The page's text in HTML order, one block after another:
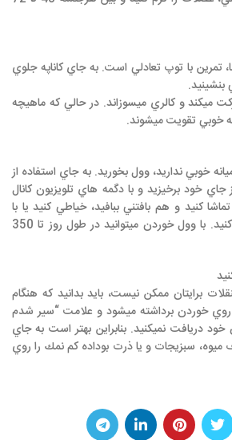
تمرين با توپ تعادلي است. به جاي كاناپه جلوي
بنشينيد.
میکند و كالري ميسوزاند. در حالي که ماهیچه
تقويت ميشوند.
خوبي نداريد، وول بخوريد. به جاي استفاده از
جاي خود برخيزيد و با دگمه هاي تلويزيون كانال
كنيد و هم بافتني ببافيد، خياطي كنيد يا با
لپتاپ ايميلها يتان را چك كنيد. با وول خوردن ميتوانيد در طول روز تا 350
برايتان ممكن نيست، بايد بدانيد كه هنگام
روي خوردن برداشته ميشود و علامت “سير شدم
دريافت نمیکنید. بنابراين بهتر است به جاي
ميوه، سبزيجات و يا ذرت بوداده كم نمك را روي